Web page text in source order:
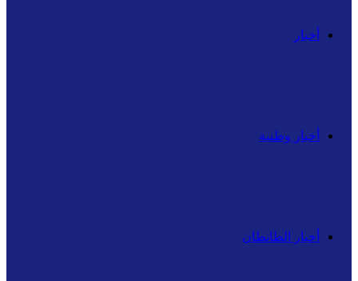
أخبار
أخبار وطنية
أخبار الطانطان